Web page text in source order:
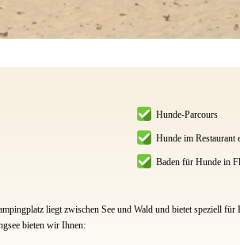
Hunde-Parcours
Hunde im Restaurant
Baden für Hunde in
liegt zwischen See und Wald und bietet speziell für
bieten wir Ihnen: